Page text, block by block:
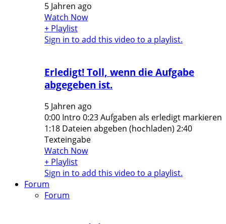
5 Jahren ago
Watch Now
+ Playlist
Sign in to add this video to a playlist.
Erledigt! Toll, wenn die Aufgabe
abgegeben ist.
5 Jahren ago
0:00 Intro 0:23 Aufgaben als erledigt markieren
1:18 Dateien abgeben (hochladen) 2:40
Texteingabe
Watch Now
+ Playlist
Sign in to add this video to a playlist.
Forum
Forum